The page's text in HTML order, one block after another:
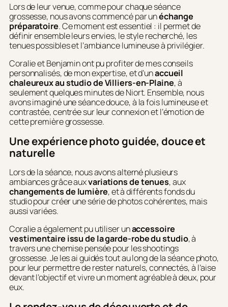
Lors de leur venue, comme pour chaque séance
grossesse, nous avons commencé par unéchange
préparatoire. Ce moment est essentiel : il permet de
définir ensemble leurs envies, le style recherché, les
tenues possibles et l’ambiance lumineuse à privilégier.
Coralie et Benjamin ont pu profiter de mes conseils
personnalisés, de mon expertise, et d’unaccueil
chaleureux au studio de Villiers-en-Plaine, à
seulement quelques minutes de Niort. Ensemble, nous
avons imaginé une séance douce, à la fois lumineuse et
contrastée, centrée sur leur connexion et l’émotion de
cette première grossesse.
Une expérience photo guidée, douce et
naturelle
Lors de la séance, nous avons alterné plusieurs
ambiances grâce auxvariations de tenues, aux
changements de lumière, et à différents fonds du
studio pour créer une série de photos cohérentes, mais
aussi variées.
Coralie a également pu utiliser unaccessoire
vestimentaire issu de la garde-robe du studio, à
travers une chemise pensée pour les shootings
grossesse. Je les ai guidés tout au long de la séance photo,
pour leur permettre de rester naturels, connectés, à l’aise
devant l’objectif et vivre un moment agréable à deux, pour
eux.